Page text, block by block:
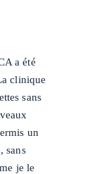
a été
clinique
sans
un
sans
je le